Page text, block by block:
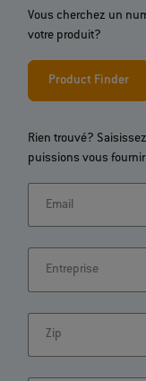
Vous cherchez un
votre produit?
Product Finder
Rien trouvé?
puissions vous
Email
Entreprise
Zip